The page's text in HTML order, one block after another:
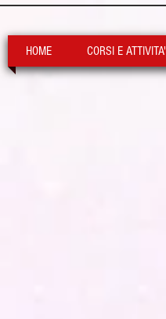
HOME CORSI E ATTIVITA'